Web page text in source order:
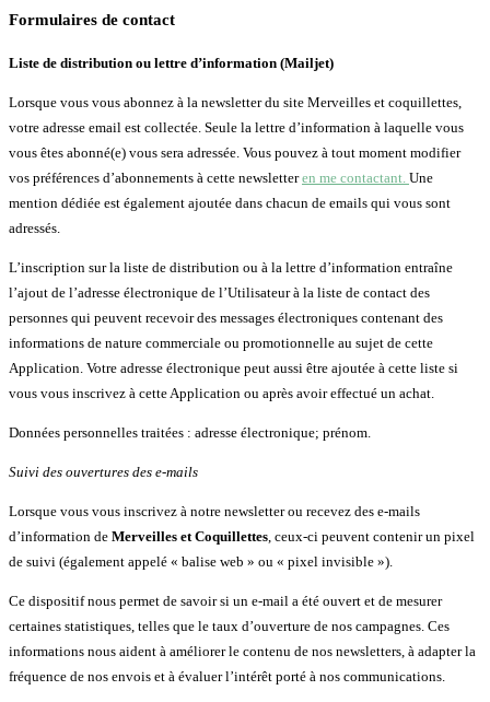
Formulaires de contact
Liste de distribution ou lettre d’information (Mailjet)
Lorsque vous vous abonnez à la newsletter du site Merveilles et coquillettes,
votre adresse email est collectée. Seule la lettre d’information à laquelle vous
vous êtes abonné(e) vous sera adressée. Vous pouvez à tout moment modifier
vos préférences d’abonnements à cette newsletteren me contactant. Une
mention dédiée est également ajoutée dans chacun de emails qui vous sont
adressés.
L’inscription sur la liste de distribution ou à la lettre d’information entraîne
l’ajout de l’adresse électronique de l’Utilisateur à la liste de contact des
personnes qui peuvent recevoir des messages électroniques contenant des
informations de nature commerciale ou promotionnelle au sujet de cette
Application. Votre adresse électronique peut aussi être ajoutée à cette liste si
vous vous inscrivez à cette Application ou après avoir effectué un achat.
Données personnelles traitées : adresse électronique; prénom.
Suivi des ouvertures des e-mails
Lorsque vous vous inscrivez à notre newsletter ou recevez des e-mails
d’information de Merveilles et Coquillettes , ceux-ci peuvent contenir un pixel
de suivi (également appelé « balise web » ou « pixel invisible »).
Ce dispositif nous permet de savoir si un e-mail a été ouvert et de mesurer
certaines statistiques, telles que le taux d’ouverture de nos campagnes. Ces
informations nous aident à améliorer le contenu de nos newsletters, à adapter la
fréquence de nos envois et à évaluer l’intérêt porté à nos communications.